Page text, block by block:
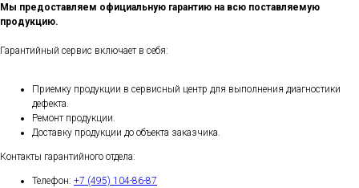
Мы предоставляем официальную гарантию на всю поставляемую
продукцию.
Гарантийный сервис включает в себя:
Приемку продукции в сервисный центр для выполнения диагностики
дефекта.
Ремонт продукции.
Доставку продукции до объекта заказчика.
Контакты гарантийного отдела:
Телефон: +7 (495) 104-86-87